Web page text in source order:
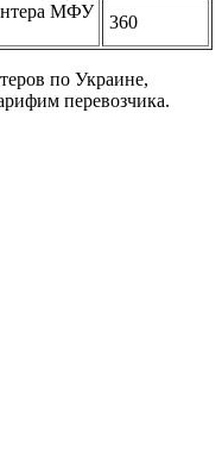
МФУ
360
по Украине,
перевозчика.